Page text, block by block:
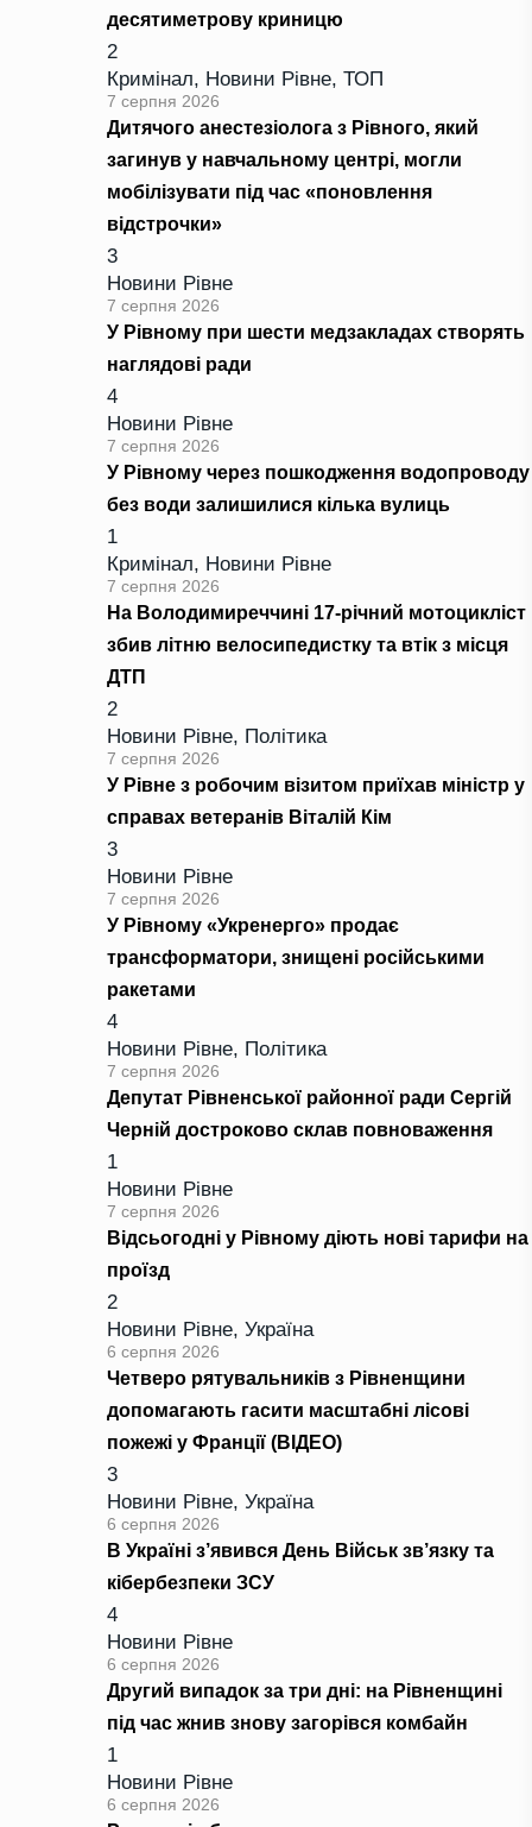
десятиметрову криницю
2
Кримінал, Новини Рівне, ТОП
7 серпня 2026
Дитячого анестезіолога з Рівного, який
загинув у навчальному центрі, могли
мобілізувати під час «поновлення
відстрочки»
3
Новини Рівне
7 серпня 2026
У Рівному при шести медзакладах створять
наглядові ради
4
Новини Рівне
7 серпня 2026
У Рівному через пошкодження водопроводу
без води залишилися кілька вулиць
1
Кримінал, Новини Рівне
7 серпня 2026
На Володимиреччині 17-річний мотоцикліст
збив літню велосипедистку та втік з місця
ДТП
2
Новини Рівне, Політика
7 серпня 2026
У Рівне з робочим візитом приїхав міністр у
справах ветеранів Віталій Кім
3
Новини Рівне
7 серпня 2026
У Рівному «Укренерго» продає
трансформатори, знищені російськими
ракетами
4
Новини Рівне, Політика
7 серпня 2026
Депутат Рівненської районної ради Сергій
Черній достроково склав повноваження
1
Новини Рівне
7 серпня 2026
Відсьогодні у Рівному діють нові тарифи на
проїзд
2
Новини Рівне, Україна
6 серпня 2026
Четверо рятувальників з Рівненщини
допомагають гасити масштабні лісові
пожежі у Франції (ВІДЕО)
3
Новини Рівне, Україна
6 серпня 2026
В Україні з’явився День Військ зв’язку та
кібербезпеки ЗСУ
4
Новини Рівне
6 серпня 2026
Другий випадок за три дні: на Рівненщині
під час жнив знову загорівся комбайн
1
Новини Рівне
6 серпня 2026